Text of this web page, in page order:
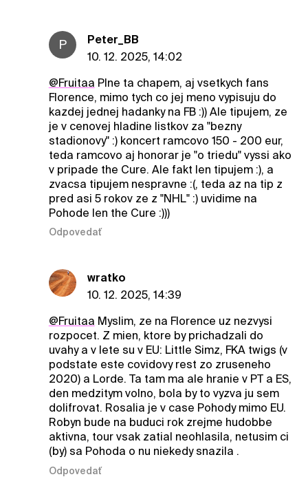
P
Peter_BB
10. 12. 2025, 14:02
@Fruitaa Plne ta chapem, aj vsetkych fans
Florence, mimo tych co jej meno vypisuju do
kazdej jednej hadanky na FB :)) Ale tipujem, ze
je v cenovej hladine listkov za "bezny
stadionovy" :) koncert ramcovo 150 - 200 eur,
teda ramcovo aj honorar je "o triedu" vyssi ako
v pripade the Cure. Ale fakt len tipujem :), a
zvacsa tipujem nespravne :(, teda az na tip z
pred asi 5 rokov ze z "NHL" :) uvidime na
Pohode len the Cure :)))
Odpovedať
wratko
10. 12. 2025, 14:39
@Fruitaa Myslim, ze na Florence uz nezvysi
rozpocet. Z mien, ktore by prichadzali do
uvahy a v lete su v EU: Little Simz, FKA twigs (v
podstate este covidovy rest zo zruseneho
2020) a Lorde. Ta tam ma ale hranie v PT a ES,
den medzitym volno, bola by to vyzva ju sem
dolifrovat. Rosalia je v case Pohody mimo EU.
Robyn bude na buduci rok zrejme hudobbe
aktivna, tour vsak zatial neohlasila, netusim ci
(by) sa Pohoda o nu niekedy snazila .
Odpovedať